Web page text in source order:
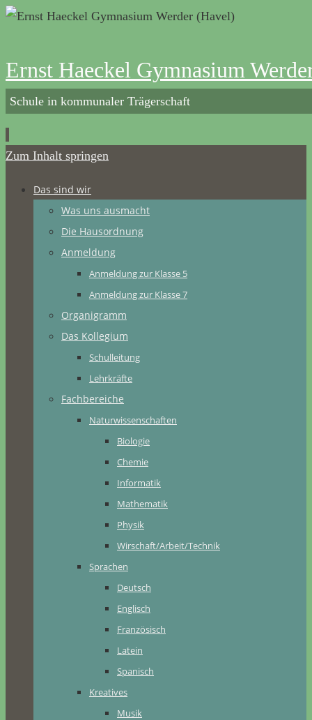
Ernst Haeckel Gymnasium
Schule in kommunaler Trägerschaft
Zum Inhalt springen
Das sind wir
Was uns ausmacht
Die Hausordnung
Anmeldung
Anmeldung zur Klasse 5
Anmeldung zur Klasse 7
Organigramm
Das Kollegium
Schulleitung
Lehrkräfte
Fachbereiche
Naturwissenschaften
Biologie
Chemie
Informatik
Mathematik
Physik
Wirschaft/Arbeit/Technik
Sprachen
Deutsch
Englisch
Französisch
Latein
Spanisch
Kreatives
Musik